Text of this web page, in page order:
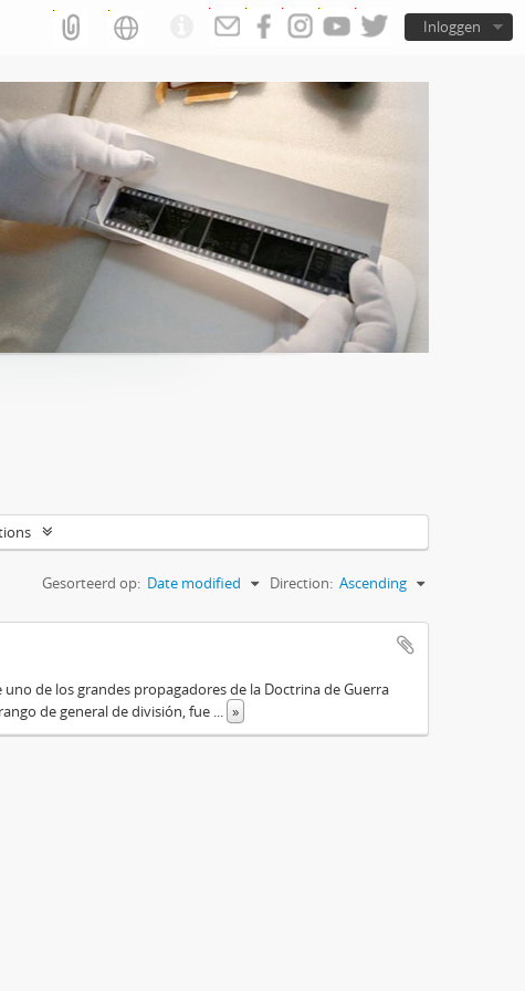
Inloggen
Gesorteerd op: Date modified Direction: Ascending
de los grandes propagadores de la Doctrina de Guerra
de general de división, fue
»